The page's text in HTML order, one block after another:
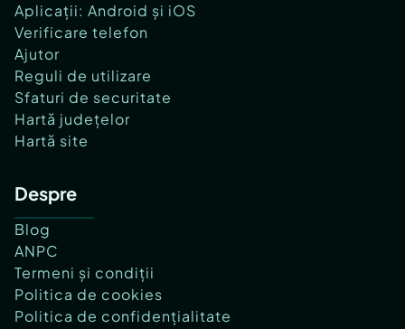
Aplicații: Android și iOS
Verificare telefon
Ajutor
Reguli de utilizare
Sfaturi de securitate
Hartă județelor
Hartă site
Despre
Blog
ANPC
Termeni și condiții
Politica de cookies
Politica de confidențialitate